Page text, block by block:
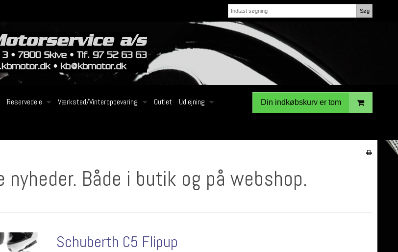
Søg
Reservedele Værksted/Vinteropbevaring Outlet
Udlejning
Din indkøbskurv er tom
nyheder. Både i butik og på webshop.
Schuberth C5 Flipup